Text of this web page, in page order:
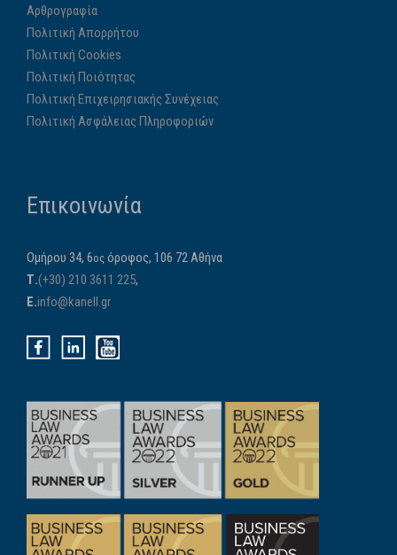
Αρθρογραφία
Πολιτική Απορρήτου
Πολιτική Cookies
Πολιτική Ποιότητας
Πολιτική Επιχειρησιακής Συνέχειας
Πολιτική Ασφάλειας Πληροφοριών
Επικοινωνία
Ομήρου 34, 6ος όροφος, 106 72 Αθήνα
Τ.(+30) 210 3611 225,
E.info@kanell.gr